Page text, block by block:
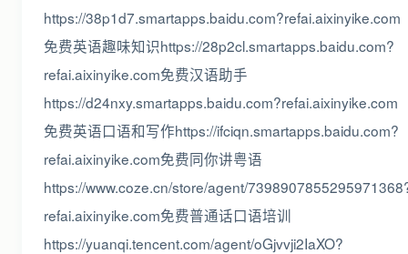
https://38p1d7.smartapps.baidu.com?refai.aixinyike.com
免费英语趣味知识https://28p2cl.smartapps.baidu.com?
refai.aixinyike.com免费汉语助手
https://d24nxy.smartapps.baidu.com?refai.aixinyike.com
免费英语口语和写作https://ifciqn.smartapps.baidu.com?
refai.aixinyike.com免费同你讲粤语
https://www.coze.cn/store/agent/
refai.aixinyike.com免费普通话口语培训
https://yuanqi.tencent.com/agent/oGjvvji2IaXO?